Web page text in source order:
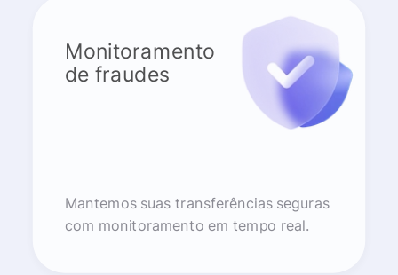
Monitoramento
de fraudes
Mantemos suas transferências seguras
com monitoramento em tempo real.